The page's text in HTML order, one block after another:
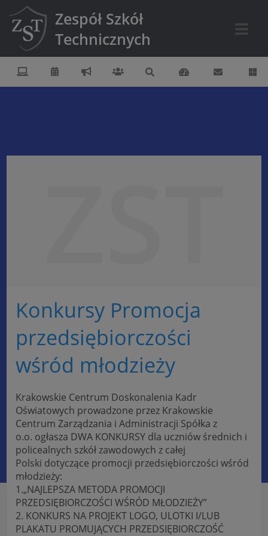
Zespół Szkół
Technicznych
Konkursy Promocja
przedsiębiorczości
wśród młodzieży
Krakowskie Centrum Doskonalenia Kadr
Oświatowych prowadzone przez Krakowskie
Centrum Zarządzania i Administracji Spółka z
o.o. ogłasza DWA KONKURSY dla uczniów średnich i
policealnych szkół zawodowych z całej
Polski dotyczące promocji przedsiębiorczości wśród
młodzieży:
1.„NAJLEPSZA METODA PROMOCJI
PRZEDSIĘBIORCZOŚCI WŚRÓD MŁODZIEŻY”
2. KONKURS NA PROJEKT LOGO, ULOTKI I/LUB
PLAKATU PROMUJĄCYCH PRZEDSIĘBIORCZOŚĆ